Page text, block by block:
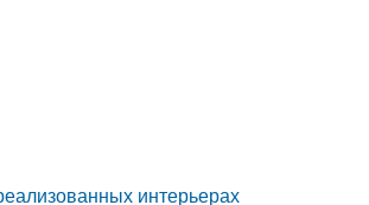
интерьерах